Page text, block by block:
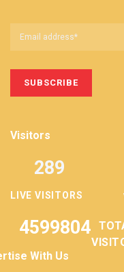
Visitors
LIVE VISITORS
289
4599804
With Us